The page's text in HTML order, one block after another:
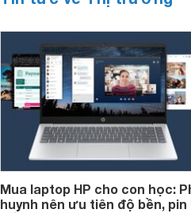
Mua laptop HP cho con học:
huynh nên ưu tiên độ bền, pin